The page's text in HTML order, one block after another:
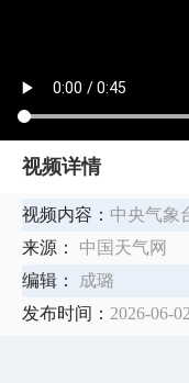
视频详情
视频内容： 中央气象
来源：
中国天气网
编辑：
成璐
发布时间： 2026-06-